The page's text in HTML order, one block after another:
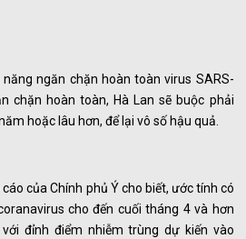
ngăn chặn hoàn toàn virus SARS-
chặn hoàn toàn, Hà Lan sẽ buộc phải
hoặc lâu hơn, để lại vô số hậu quả.
của Chính phủ Ý cho biết, ước tính có
cho đến cuối tháng 4 và hơn
đỉnh điểm nhiễm trùng dự kiến vào